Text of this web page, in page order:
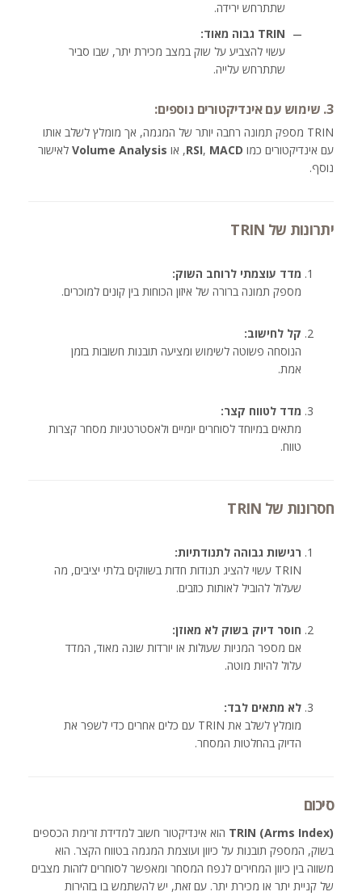
שתתרחש ירידה.
TRIN גבוה מאוד:
עשוי להצביע על שוק במצב מכירת יתר, שבו סביר
שתתרחש עלייה.
3. שימוש עם אינדיקטורים נוספים:
TRIN מספק תמונה רחבה יותר של המגמה, אך מומלץ לשלב אותו
עם אינדיקטורים כמו
RSI, MACD , או Volume Analysis לאישור
נוסף.
יתרונות של TRIN
מדד עוצמתי לרוחב השוק:
מספק תמונה ברורה של איזון הכוחות בין קונים למוכרים.
קל לחישוב:
הנוסחה פשוטה לשימוש ומציעה תובנות חשובות בזמן
אמת.
מדד לטווח קצר:
מתאים במיוחד לסוחרים יומיים ולאסטרטגיות מסחר קצרות
טווח.
חסרונות של TRIN
רגישות גבוהה לתנודתיות:
TRIN עשוי להציג תנודות חדות בשווקים בלתי יציבים, מה
שעלול להוביל לאותות כוזבים.
חוסר דיוק בשוק לא מאוזן:
אם מספר המניות שעולות או יורדות שונה מאוד, המדד
עלול להיות מוטה.
לא מתאים לבד:
מומלץ לשלב את TRIN עם כלים אחרים כדי לשפר את
הדיוק בהחלטות המסחר.
סיכום
TRIN (Arms Index) הוא אינדיקטור חשוב למדידת זרימת הכספים
בשוק, המספק תובנות על כיוון ועוצמת המגמה בטווח הקצר. הוא
משווה בין כיוון המחירים לנפח המסחר ומאפשר לסוחרים לזהות מצבים
של קניית יתר או מכירת יתר. עם זאת, יש להשתמש בו בזהירות